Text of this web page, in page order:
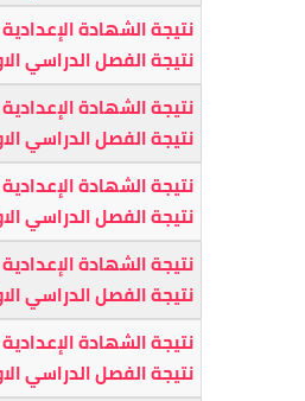
نتيجة الشهادة
نتيجة الفصل الدراسي الاول
نتيجة الشهادة
نتيجة الفصل الدراسي الاول
نتيجة الشهادة
نتيجة الفصل الدراسي الاول
نتيجة الشهادة
نتيجة الفصل الدراسي الاول
نتيجة الشهادة
نتيجة الفصل الدراسي الاول